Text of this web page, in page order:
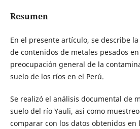
Resumen
En el presente artículo, se describe
de contenidos de metales pesados
preocupación general de la
suelo de los ríos en el Perú.
Se realizó el análisis documental de
suelo del río Yauli, asi como
comparar con los datos obtenidos en